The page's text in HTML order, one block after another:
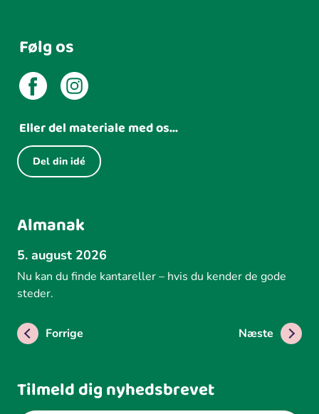
Følg os
Eller del materiale med os...
Del din idé
Almanak
5. august 2026
Nu kan du finde kantareller – hvis du kender de gode
steder.
Forrige Næste
Tilmeld dig nyhedsbrevet